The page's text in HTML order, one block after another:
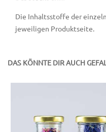
Die Inhaltsstoffe der
jeweiligen Produktseite.
DAS KÖNNTE DIR AUCH